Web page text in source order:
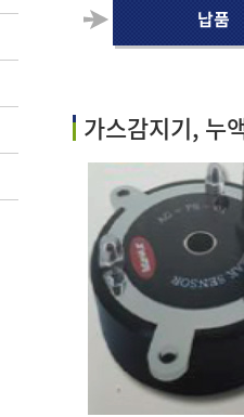
가스감지기, 누